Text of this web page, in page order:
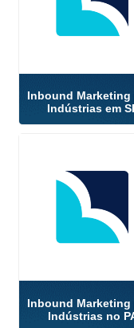
Inbound Marketing
Indústrias em
Inbound Marketing
Indústrias no